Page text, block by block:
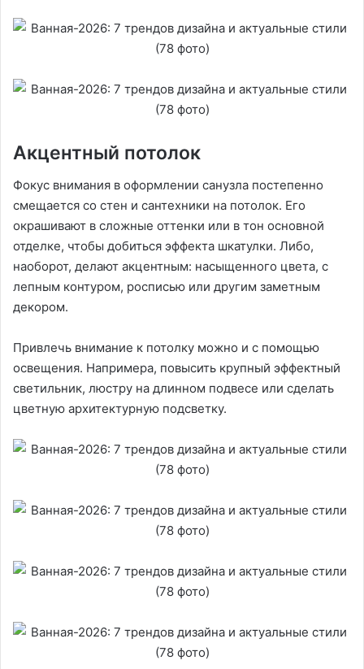
Акцентный потолок
Фокус внимания в оформлении санузла постепенно
смещается со стен и сантехники на потолок. Его
окрашивают в сложные оттенки или в тон основной
отделке, чтобы добиться эффекта шкатулки. Либо,
наоборот, делают акцентным: насыщенного цвета, с
лепным контуром, росписью или другим заметным
декором.
Привлечь внимание к потолку можно и с помощью
освещения. Напримера, повысить крупный эффектный
светильник, люстру на длинном подвесе или сделать
цветную архитектурную подсветку.